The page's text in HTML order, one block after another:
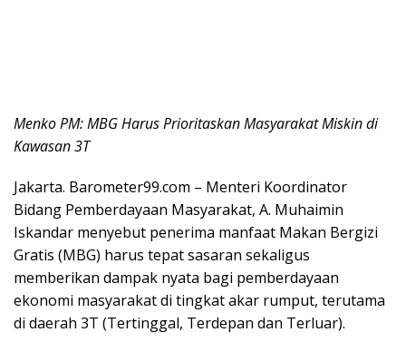
Menko PM: MBG Harus Prioritaskan Masyarakat Miskin di
Kawasan 3T
Jakarta. Barometer99.com – Menteri Koordinator
Bidang Pemberdayaan Masyarakat, A. Muhaimin
Iskandar menyebut penerima manfaat Makan Bergizi
Gratis (MBG) harus tepat sasaran sekaligus
memberikan dampak nyata bagi pemberdayaan
ekonomi masyarakat di tingkat akar rumput, terutama
di daerah 3T (Tertinggal, Terdepan dan Terluar).